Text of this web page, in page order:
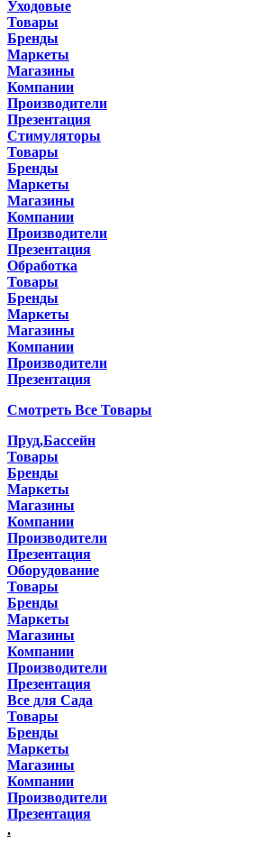
Уходовые
Товары
Бренды
Маркеты
Магазины
Компании
Производители
Презентация
Стимуляторы
Товары
Бренды
Маркеты
Магазины
Компании
Производители
Презентация
Обработка
Товары
Бренды
Маркеты
Магазины
Компании
Производители
Презентация
Смотреть Все Товары
Пруд,Бассейн
Товары
Бренды
Маркеты
Магазины
Компании
Производители
Презентация
Оборудование
Товары
Бренды
Маркеты
Магазины
Компании
Производители
Презентация
Все для Сада
Товары
Бренды
Маркеты
Магазины
Компании
Производители
Презентация
.